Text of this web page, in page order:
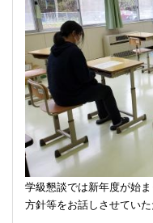
学級懇談では新年度が始
方針等をお話しさせていた